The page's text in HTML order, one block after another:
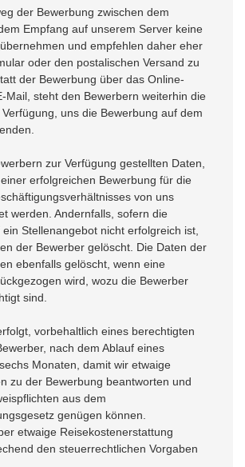
der Bewerbung zwischen dem
Empfang auf unserem Server keine
und empfehlen daher eher
oder den postalischen Versand zu
der Bewerbung über das Online-
Mail, steht den Bewerbern weiterhin die
uns die Bewerbung auf dem
zur Verfügung gestellten Daten,
erfolgreichen Bewerbung für die
von uns
werden. Andernfalls, sofern die
Stellenangebot nicht erfolgreich ist,
der Bewerber gelöscht. Die Daten der
ebenfalls gelöscht, wenn eine
wird, wozu die Bewerber
sind.
vorbehaltlich eines berechtigten
nach dem Ablauf eines
Monaten, damit wir etwaige
zu der Bewerbung beantworten und
aus dem
genügen können.
etwaige Reisekostenerstattung
den steuerrechtlichen Vorgaben